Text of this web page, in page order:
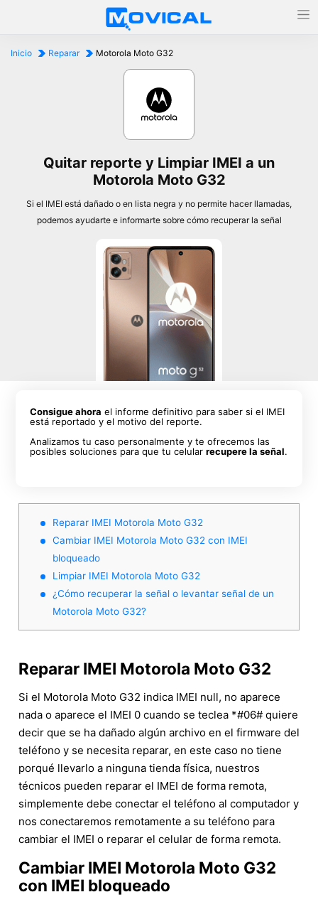
Inicio Reparar Motorola Moto G32
Quitar reporte y Limpiar IMEI a un
Motorola Moto G32
Si el IMEI está dañado o en lista negra y no permite hacer llamadas,
podemos ayudarte e informarte sobre cómo recuperar la señal
Consigue ahora el informe definitivo para saber si el IMEI
está reportado y el motivo del reporte.
Analizamos tu caso personalmente y te ofrecemos las
posibles soluciones para que tu celularrecupere la señal.
Reparar IMEI Motorola Moto G32
Cambiar IMEI Motorola Moto G32 con IMEI
bloqueado
Limpiar IMEI Motorola Moto G32
¿Cómo recuperar la señal o levantar señal de un
Motorola Moto G32?
Reparar IMEI Motorola Moto G32
Si el Motorola Moto G32 indica IMEI null, no aparece
nada o aparece el IMEI 0 cuando se teclea *#06# quiere
decir que se ha dañado algún archivo en el firmware del
teléfono y se necesita reparar, en este caso no tiene
porqué llevarlo a ninguna tienda física, nuestros
técnicos pueden reparar el IMEI de forma remota,
simplemente debe conectar el teléfono al computador y
nos conectaremos remotamente a su teléfono para
cambiar el IMEI o reparar el celular de forma remota.
Cambiar IMEI Motorola Moto G32
con IMEI bloqueado